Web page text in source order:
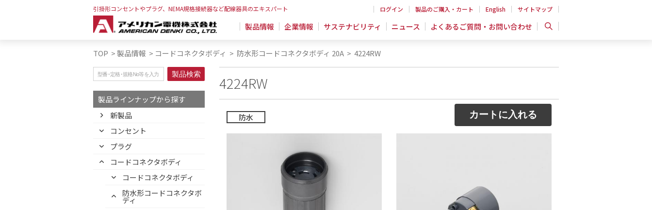
引掛形コンセントやプラグ、NEMA規格接続器など配線器具のエキスパート ログイン 製品のご購入・カート English サイトマップ
製品情報 企業情報 サステナビリティ ニュース よくあるご質問・お問い合わせ
TOP >製品情報 > コードコネクタボディ > 防水形コードコネクタボディ 20A > 4224RW
製品ラインナップから探す
新製品
コンセント
プラグ
コードコネクタボディ
コードコネクタボディ
防水形コードコネクタボ
ディ
4224RW
防水